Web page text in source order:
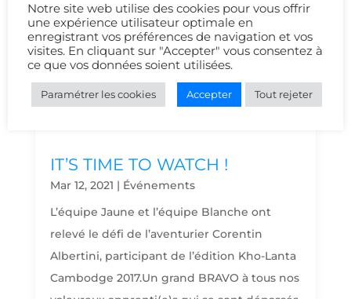
IT’S TIME TO WATCH !
Mar 12, 2021 | Événements
L’équipe Jaune et l’équipe Blanche ont
relevé le défi de l’aventurier Corentin
Albertini, participant de l’édition Kho-Lanta
Cambodge 2017.Un grand BRAVO à tous nos
Notre site web utilise des cookies pour vous offrir
une expérience utilisateur optimale en
enregistrant vos préférences de navigation et vos
visites. En cliquant sur "Accepter" vous consentez à
ce que vos données soient utilisées.
Paramétrer les cookies Accepter Tout rejeter